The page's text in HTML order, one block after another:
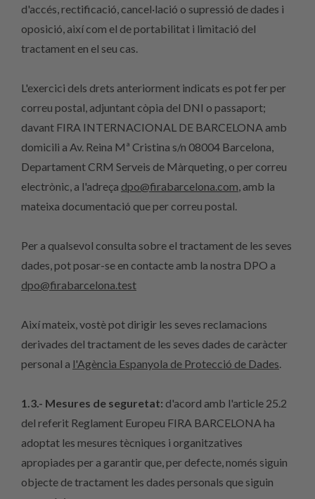
d'accés, rectificació, cancel·lació o supressió de dades i
oposició, així com el de portabilitat i limitació del
tractament en el seu cas.
L'exercici dels drets anteriorment indicats es pot fer per
correu postal, adjuntant còpia del DNI o passaport;
davant FIRA INTERNACIONAL DE BARCELONA amb
domicili a Av. Reina Mª Cristina s/n 08004 Barcelona,
Departament CRM Serveis de Màrqueting, o per correu
electrònic, a l'adreça dpo@firabarcelona.com, amb la
mateixa documentació que per correu postal.
Per a qualsevol consulta sobre el tractament de les seves
dades, pot posar-se en contacte amb la nostra DPO a
dpo@firabarcelona.test
Així mateix, vostè pot dirigir les seves reclamacions
derivades del tractament de les seves dades de caràcter
personal a l'Agència Espanyola de Protecció de Dades.
1.3.- Mesures de seguretat: d'acord amb l'article 25.2
del referit Reglament Europeu FIRA BARCELONA ha
adoptat les mesures tècniques i organitzatives
apropiades per a garantir que, per defecte, només siguin
objecte de tractament les dades personals que siguin